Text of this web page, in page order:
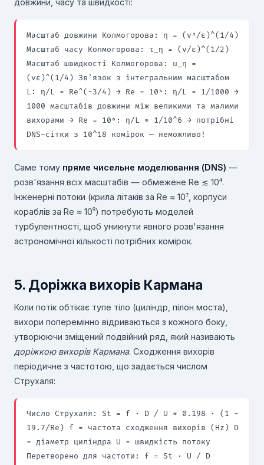
довжини, часу та швидкості:
Масштаб довжини Колмогорова: η = (ν³/ε)^(1/4)
Масштаб часу Колмогорова: τ_η = (ν/ε)^(1/2)
Масштаб швидкості Колмогорова: u_η =
(νε)^(1/4) Зв'язок з інтегральним масштабом
L: η/L ≈ Re^(−3/4) → Re = 10⁴: η/L ≈ 1/1000 →
1000 масштабів довжини між великими та малими
вихорами → Re = 10⁸: η/L ≈ 1/10^6 → потрібні
DNS-сітки з 10^18 комірок — неможливо!
Саме тому пряме чисельне моделювання (DNS) —
розв'язання всіх масштабів — обмежене Re ≲ 10⁴.
Інженерні потоки (крила літаків за Re ≈ 10⁷, корпуси
кораблів за Re ≈ 10⁹) потребують моделей
турбулентності, щоб уникнути явного розв'язання
астрономічної кількості потрібних комірок.
5. Доріжка вихорів Кармана
Коли потік обтікає тупе тіло (циліндр, пілон моста),
вихори поперемінно відриваються з кожного боку,
утворюючи зміщений подвійний ряд, який називають
доріжкою вихорів Кармана. Сходження вихорів
періодичне з частотою, що задається числом
Струхаля:
Число Струхаля: St = f · D / U ≈ 0.198 · (1 −
19.7/Re) f = частота сходження вихорів (Hz) D
= діаметр циліндра U = швидкість потоку
Перетворено для частоти: f = St · U / D